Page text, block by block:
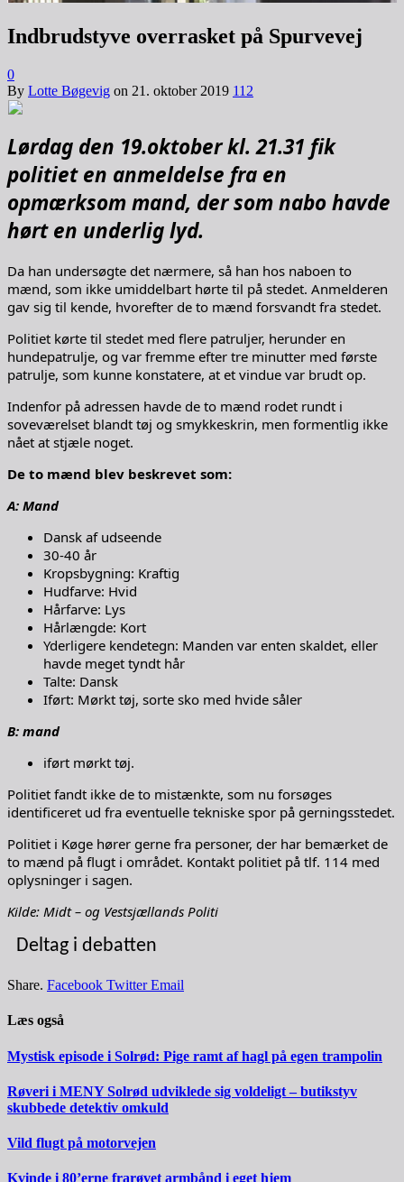
Indbrudstyve overrasket på Spurvevej
0
By Lotte Bøgevig on 21. oktober 2019 112
Lørdag den 19.oktober kl. 21.31 fik
politiet en anmeldelse fra en
opmærksom mand, der som nabo havde
hørt en underlig lyd.
Da han undersøgte det nærmere, så han hos naboen to
mænd, som ikke umiddelbart hørte til på stedet. Anmelderen
gav sig til kende, hvorefter de to mænd forsvandt fra stedet.
Politiet kørte til stedet med flere patruljer, herunder en
hundepatrulje, og var fremme efter tre minutter med første
patrulje, som kunne konstatere, at et vindue var brudt op.
Indenfor på adressen havde de to mænd rodet rundt i
soveværelset blandt tøj og smykkeskrin, men formentlig ikke
nået at stjæle noget.
De to mænd blev beskrevet som:
A: Mand
Dansk af udseende
30-40 år
Kropsbygning: Kraftig
Hudfarve: Hvid
Hårfarve: Lys
Hårlængde: Kort
Yderligere kendetegn: Manden var enten skaldet, eller
havde meget tyndt hår
Talte: Dansk
Iført: Mørkt tøj, sorte sko med hvide såler
B: mand
iført mørkt tøj.
Politiet fandt ikke de to mistænkte, som nu forsøges
identificeret ud fra eventuelle tekniske spor på gerningsstedet.
Politiet i Køge hører gerne fra personer, der har bemærket de
to mænd på flugt i området. Kontakt politiet på tlf. 114 med
oplysninger i sagen.
Kilde: Midt – og Vestsjællands Politi
Deltag i debatten
Share. Facebook Twitter Email
Læs også
Mystisk episode i Solrød: Pige ramt af hagl på egen trampolin
Røveri i MENY Solrød udviklede sig voldeligt – butikstyv
skubbede detektiv omkuld
Vild flugt på motorvejen
Kvinde i 80’erne frarøvet armbånd i eget hjem